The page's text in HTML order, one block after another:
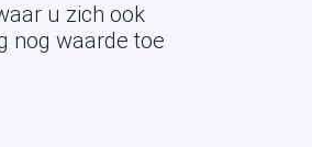
u zich ook
nog waarde toe